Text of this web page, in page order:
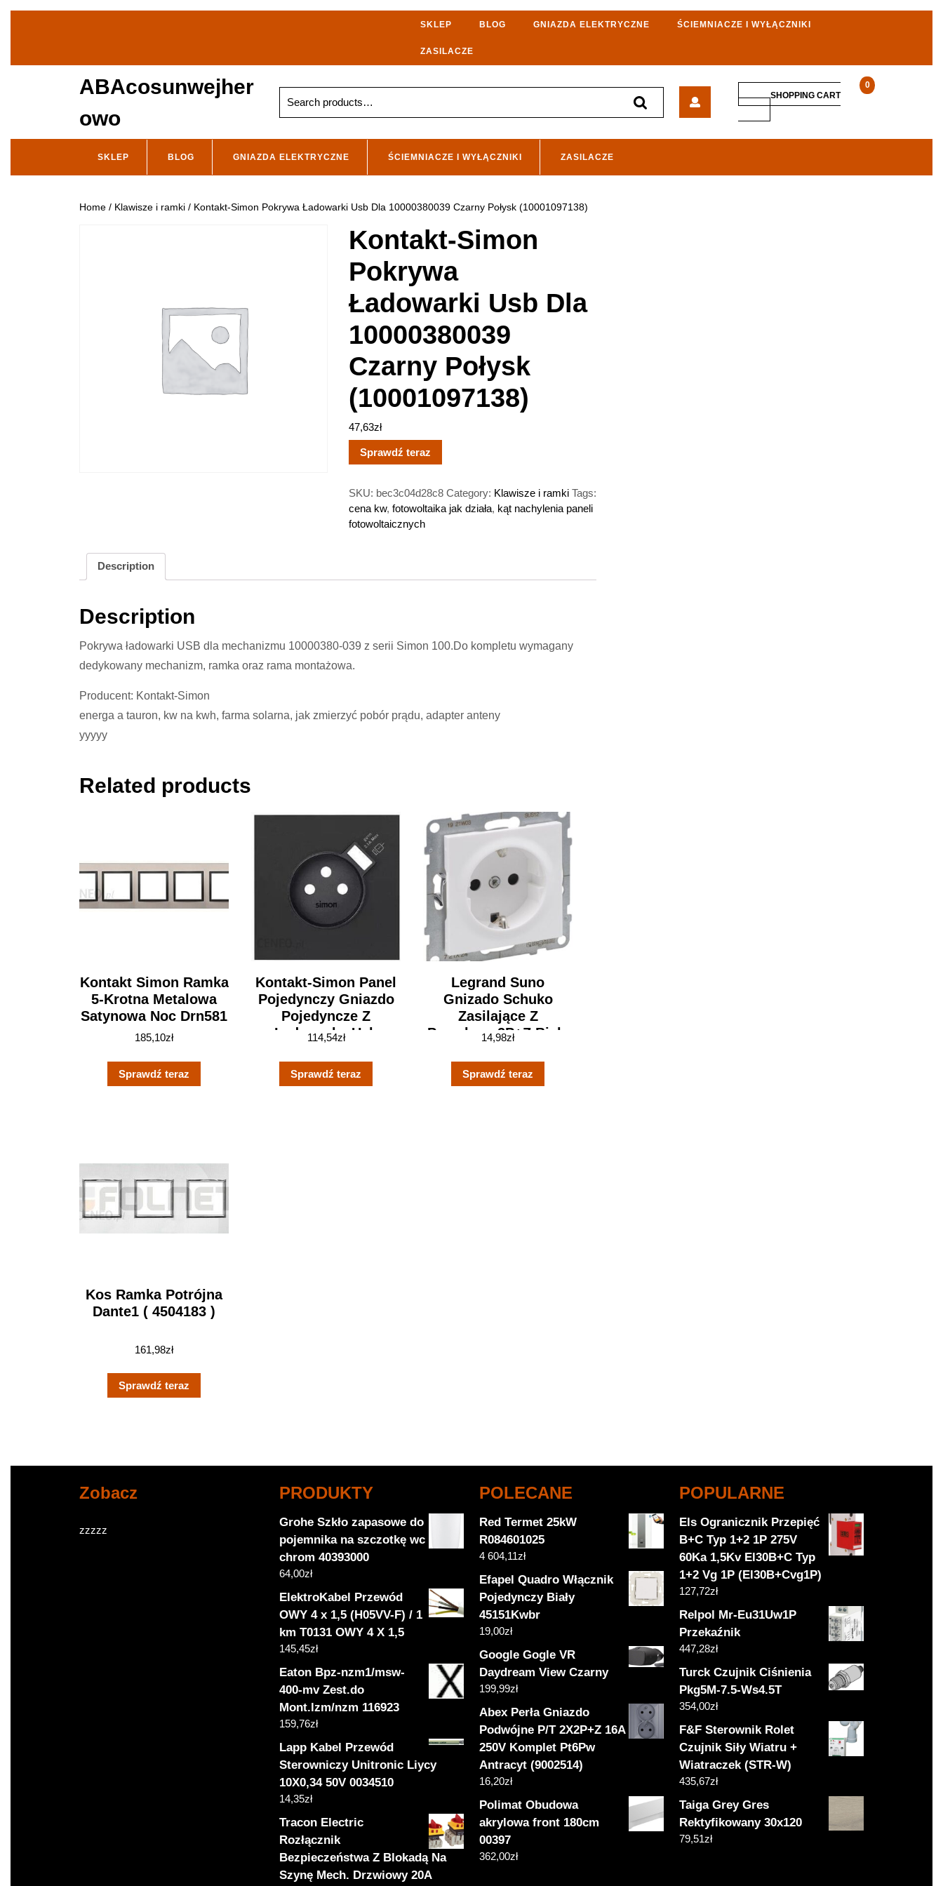
SKLEP BLOG GNIAZDA ELEKTRYCZNE ŚCIEMNIACZE I WYŁĄCZNIKI
ZASILACZE
ABAcosunwejher
owo
for:
Simon
Pokrywa
Ładowarki
0
SHOPPING CART
SHOPPING
CART
SKLEP BLOG GNIAZDA ELEKTRYCZNE ŚCIEMNIACZE I WYŁĄCZNIKI ZASILACZE
Home / Klawisze i ramki / Kontakt-Simon Pokrywa Ładowarki Usb Dla 10000380039 Czarny Połysk (10001097138)
Kontakt-Simon
Pokrywa
Ładowarki Usb Dla
10000380039
Czarny Połysk
(10001097138)
47,63zł
Sprawdź teraz
SKU: bec3c04d28c8 Category: Klawisze i ramki Tags:
cena kw, fotowoltaika jak działa, kąt nachylenia paneli
fotowoltaicznych
Description
Description
Pokrywa ładowarki USB dla mechanizmu 10000380-039 z serii Simon 100.Do kompletu wymagany
dedykowany mechanizm, ramka oraz rama montażowa.
Producent: Kontakt-Simon
energa a tauron, kw na kwh, farma solarna, jak zmierzyć pobór prądu, adapter anteny
yyyyy
Related products
Kontakt Simon Ramka
5-Krotna Metalowa
Satynowa Noc Drn581
185,10zł
Sprawdź teraz
Kontakt-Simon Panel
Pojedynczy Gniazdo
Pojedyncze Z
Ładowarką Usb
(10020121238)
114,54zł
Sprawdź teraz
Legrand Suno
Gnizado Schuko
Zasilające Z
Przesłoną 2P+Z Biały
14,98zł
Sprawdź teraz
Kos Ramka Potrójna
Dante1 ( 4504183 )
161,98zł
Sprawdź teraz
Zobacz
zzzzz
PRODUKTY
Grohe Szkło zapasowe do
pojemnika na szczotkę wc
chrom 40393000
64,00zł
ElektroKabel Przewód
OWY 4 x 1,5 (H05VV-F) / 1
km T0131 OWY 4 X 1,5
145,45zł
Eaton Bpz-nzm1/msw-
400-mv Zest.do
Mont.lzm/nzm 116923
159,76zł
Lapp Kabel Przewód
Sterowniczy Unitronic Liycy
10X0,34 50V 0034510
14,35zł
Tracon Electric
Rozłącznik
Bezpieczeństwa Z Blokadą Na
Szynę Mech. Drzwiowy 20A
POLECANE
Red Termet 25kW
R084601025
4 604,11zł
Efapel Quadro Włącznik
Pojedynczy Biały
45151Kwbr
19,00zł
Google Gogle VR
Daydream View Czarny
199,99zł
Abex Perła Gniazdo
Podwójne P/T 2X2P+Z 16A
250V Komplet Pt6Pw
Antracyt (9002514)
16,20zł
Polimat Obudowa
akrylowa front 180cm
00397
362,00zł
POPULARNE
Els Ogranicznik Przepięć
B+C Typ 1+2 1P 275V
60Ka 1,5Kv El30B+C Typ
1+2 Vg 1P (El30B+Cvg1P)
127,72zł
Relpol Mr-Eu31Uw1P
Przekaźnik
447,28zł
Turck Czujnik Ciśnienia
Pkg5M-7.5-Ws4.5T
354,00zł
F&F Sterownik Rolet
Czujnik Siły Wiatru +
Wiatraczek (STR-W)
435,67zł
Taiga Grey Gres
Rektyfikowany 30x120
79,51zł